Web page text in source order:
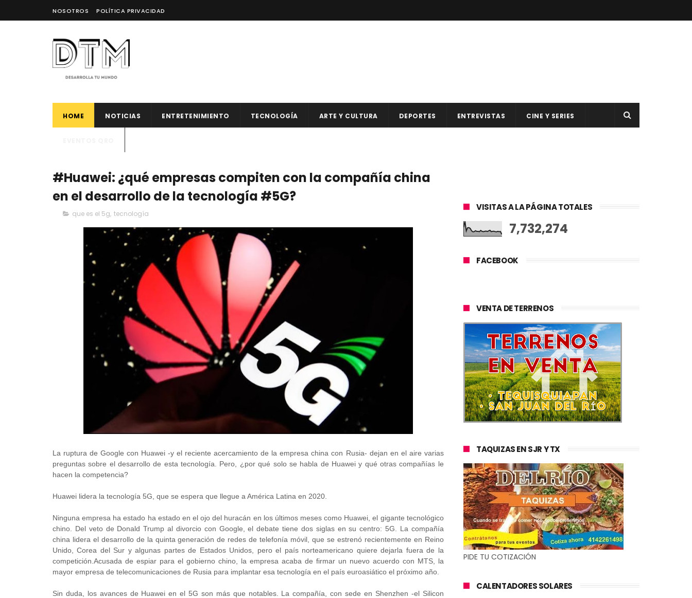
NOSOTROS POLÍTICA PRIVACIDAD
HOME NOTICIAS ENTRETENIMIENTO TECNOLOGÍA ARTE Y CULTURA DEPORTES ENTREVISTAS CINE Y SERIES
#Huawei: ¿qué empresas compiten con la compañía china
en el desarrollo de la tecnología #5G?
que es el 5g, tecnología
La ruptura de Google con Huawei -y el reciente acercamiento de la empresa china con Rusia- dejan en el aire varias
preguntas sobre el desarrollo de esta tecnología. Pero, ¿por qué solo se habla de Huawei y qué otras compañías le
hacen la competencia?
Huawei lidera la tecnología 5G, que se espera que llegue a América Latina en 2020.
Ninguna empresa ha estado ha estado en el ojo del huracán en los últimos meses como Huawei, el gigante tecnológico
chino. Del veto de Donald Trump al divorcio con Google, el debate tiene dos siglas en su centro: 5G. La compañía
china lidera el desarrollo de la quinta generación de redes de telefonía móvil, que se estrenó recientemente en Reino
Unido, Corea del Sur y algunas partes de Estados Unidos, pero el país norteamericano quiere dejarla fuera de la
competición.Acusada de espiar para el gobierno chino, la empresa acaba de firmar un nuevo acuerdo con MTS, la
mayor empresa de telecomunicaciones de Rusia para implantar esa tecnología en el país euroasiático el próximo año.
Sin duda, los avances de Huawei en el 5G son más que notables. La compañía, con sede en Shenzhen -el Silicon
VISITAS A LA PÁGINA TOTALES
7,732,274
FACEBOOK
VENTA DE TERRENOS
TAQUIZAS EN SJR Y TX
PIDE TU COTIZACIÓN
CALENTADORES SOLARES